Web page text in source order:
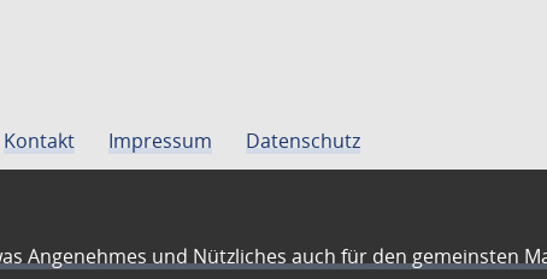
Kontakt Impressum Datenschutz
Angenehmes und Nützliches auch für den gemeinsten